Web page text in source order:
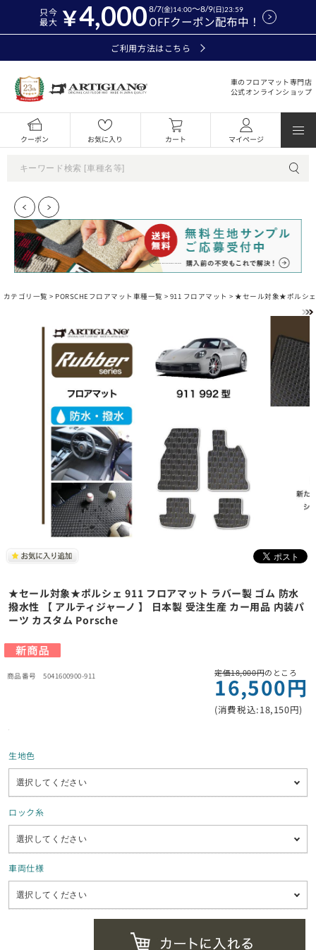
只今
最大
4,000OFFクーポン配布中！
8/7(金)14:00～8/9(日)23:59
ご利用方法はこちら
車のフロアマット専門店
公式オンラインショップ
クーポン お気に入り カート マイページ
カテゴリ一覧 > PORSCHEフロアマット車種一覧 > 911 フロアマット > ★セール対象★ポルシェ
★セール対象★ポルシェ 911 フロアマット ラバー製 ゴム 防水
撥水性 【 アルティジャーノ 】 日本製 受注生産 カー用品 内装パ
ーツ カスタム Porsche
5041600900-911 定価18,000円のところ
16,500円
(消費税込:18,150円)
生地色
ロック糸
車両仕様